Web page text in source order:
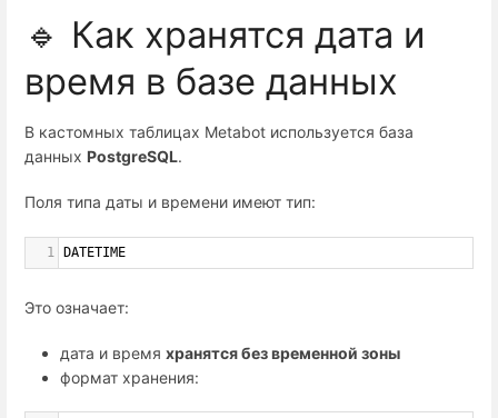
🔹 Как хранятся дата и
время в базе данных
В кастомных таблицах Metabot используется база
данных PostgreSQL.
Поля типа даты и времени имеют тип:
1 DATETIME
Это означает:
дата и время хранятся без временной зоны
формат хранения: